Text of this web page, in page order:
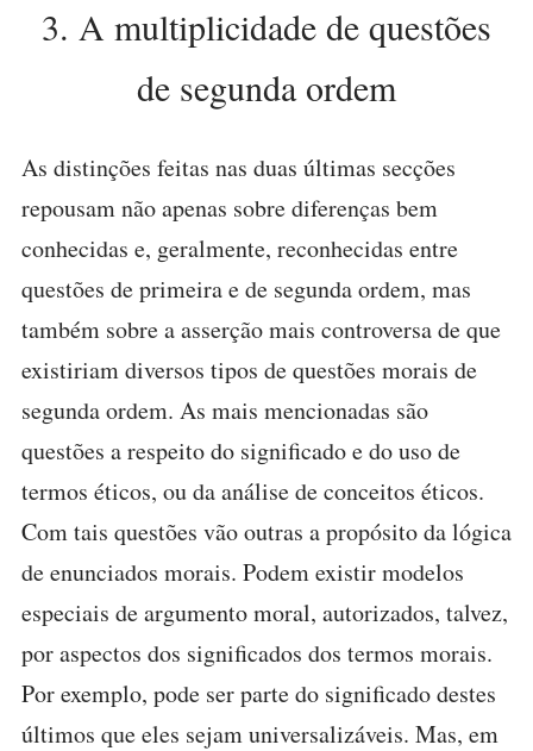
3. A multiplicidade de questões
de segunda ordem
As distinções feitas nas duas últimas secções
repousam não apenas sobre diferenças bem
conhecidas e, geralmente, reconhecidas entre
questões de primeira e de segunda ordem, mas
também sobre a asserção mais controversa de que
existiriam diversos tipos de questões morais de
segunda ordem. As mais mencionadas são
questões a respeito do significado e do uso de
termos éticos, ou da análise de conceitos éticos.
Com tais questões vão outras a propósito da lógica
de enunciados morais. Podem existir modelos
especiais de argumento moral, autorizados, talvez,
por aspectos dos significados dos termos morais.
Por exemplo, pode ser parte do significado destes
últimos que eles sejam universalizáveis. Mas, em